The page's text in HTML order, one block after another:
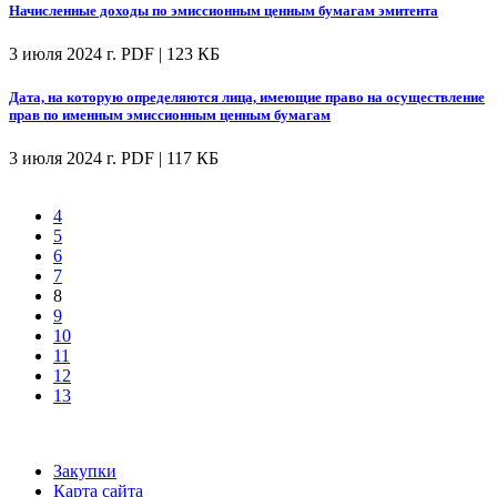
Начисленные доходы по эмиссионным ценным бумагам эмитента
3 июля 2024 г. PDF | 123 КБ
Дата, на которую определяются лица, имеющие право на осуществление
прав по именным эмиссионным ценным бумагам
3 июля 2024 г. PDF | 117 КБ
4
5
6
7
8
9
10
11
12
13
Закупки
Карта сайта